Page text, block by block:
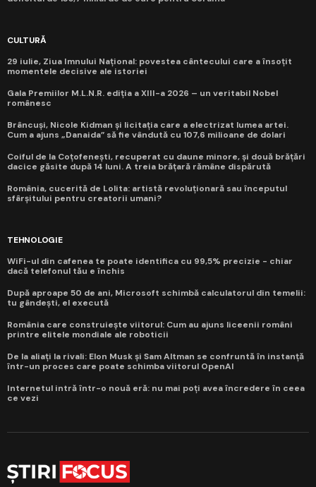
CULTURĂ
29 iulie, Ziua Imnului Național: povestea cântecului care a însoțit
momentele decisive ale istoriei
Gala Premiilor M.L.N.R. ediția a XIII-a 2026 – un veritabil Nobel
românesc
Brâncuși, Nicole Kidman și licitația care a electrizat lumea artei.
Cum a ajuns „Danaida” să fie vândută cu 107,6 milioane de dolari
Coiful de la Coțofenești, recuperat cu daune minore, și două brățări
dacice găsite după 14 luni. A treia brățară rămâne dispărută
România, cucerită de Lolita: artistă revoluționară sau începutul
sfârșitului pentru creatorii umani?
TEHNOLOGIE
WiFi-ul din cafenea te poate identifica cu 99,5% precizie - chiar
dacă telefonul tău e închis
După aproape 50 de ani, Microsoft schimbă calculatorul din temelii:
tu gândești, el execută
România care construiește viitorul: Cum au ajuns liceenii români
printre elitele mondiale ale roboticii
De la aliați la rivali: Elon Musk și Sam Altman se confruntă în instanță
într-un proces care poate schimba viitorul OpenAI
Internetul intră într-o nouă eră: nu mai poți avea încredere în ceea
ce vezi